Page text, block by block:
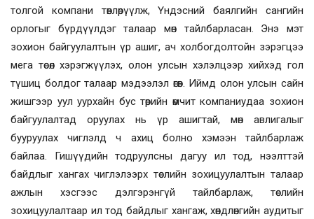
толгой компани төвлөрүүлж, Үндэсний баялгийн сангийн
орлогыг бүрдүүлдэг талаар мөн тайлбарласан. Энэ мэт
зохион байгуулалтын үр ашиг, ач холбогдолтойн зэрэгцээ
мега төсөл хэрэгжүүлэх, олон улсын хэлэлцээр хийхэд гол
түшиц болдог талаар мэдээлэл өгөв. Иймд олон улсын сайн
жишгээр уул уурхайн бус төрийн өмчит компаниудаа зохион
байгуулалтад оруулах нь үр ашигтай, мөн авлигалыг
бууруулах чиглэлд ч ахиц болно хэмээн тайлбарлаж
байлаа. Гишүүдийн тодруулсны дагуу ил тод, нээлттэй
байдлыг хангах чиглэлээрх төслийн зохицуулалтын талаар
ажлын хэсгээс дэлгэрэнгүй тайлбарлаж, төслийн
зохицуулалтаар ил тод байдлыг хангаж, хөндлөнгийн аудитыг